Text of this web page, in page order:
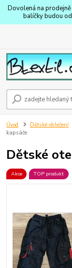
Dovolená na
balíčky budou
Úvod Dětské oblečení
kapsáče
Dětské
Akce TOP produkt